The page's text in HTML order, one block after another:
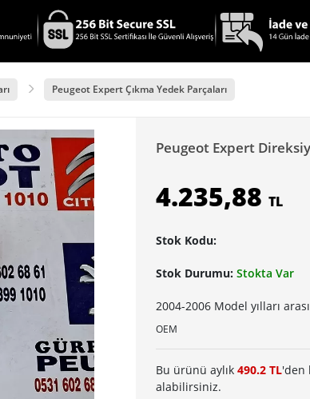
Peugeot Expert Çıkma Yedek Parçaları
Peugeot Expert
4.235,88 TL
Stok Kodu:
Stok Durumu: Stokta Var
2004-2006 Model yılları
OEM
Bu ürünü aylık 490.2 TL'den
alabilirsiniz.